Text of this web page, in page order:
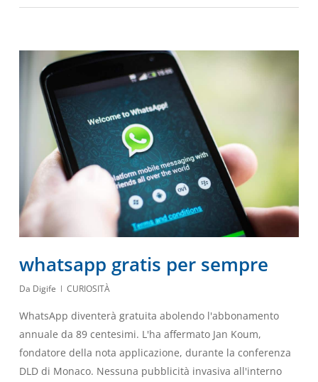
whatsapp gratis per sempre
Da Digife CURIOSITÀ
WhatsApp diventerà gratuita abolendo l'abbonamento
annuale da 89 centesimi. L'ha affermato Jan Koum,
fondatore della nota applicazione, durante la conferenza
DLD di Monaco. Nessuna pubblicità invasiva all'interno